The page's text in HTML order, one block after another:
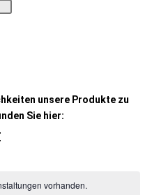
unsere Produkte zu
Sie hier:
vorhanden.